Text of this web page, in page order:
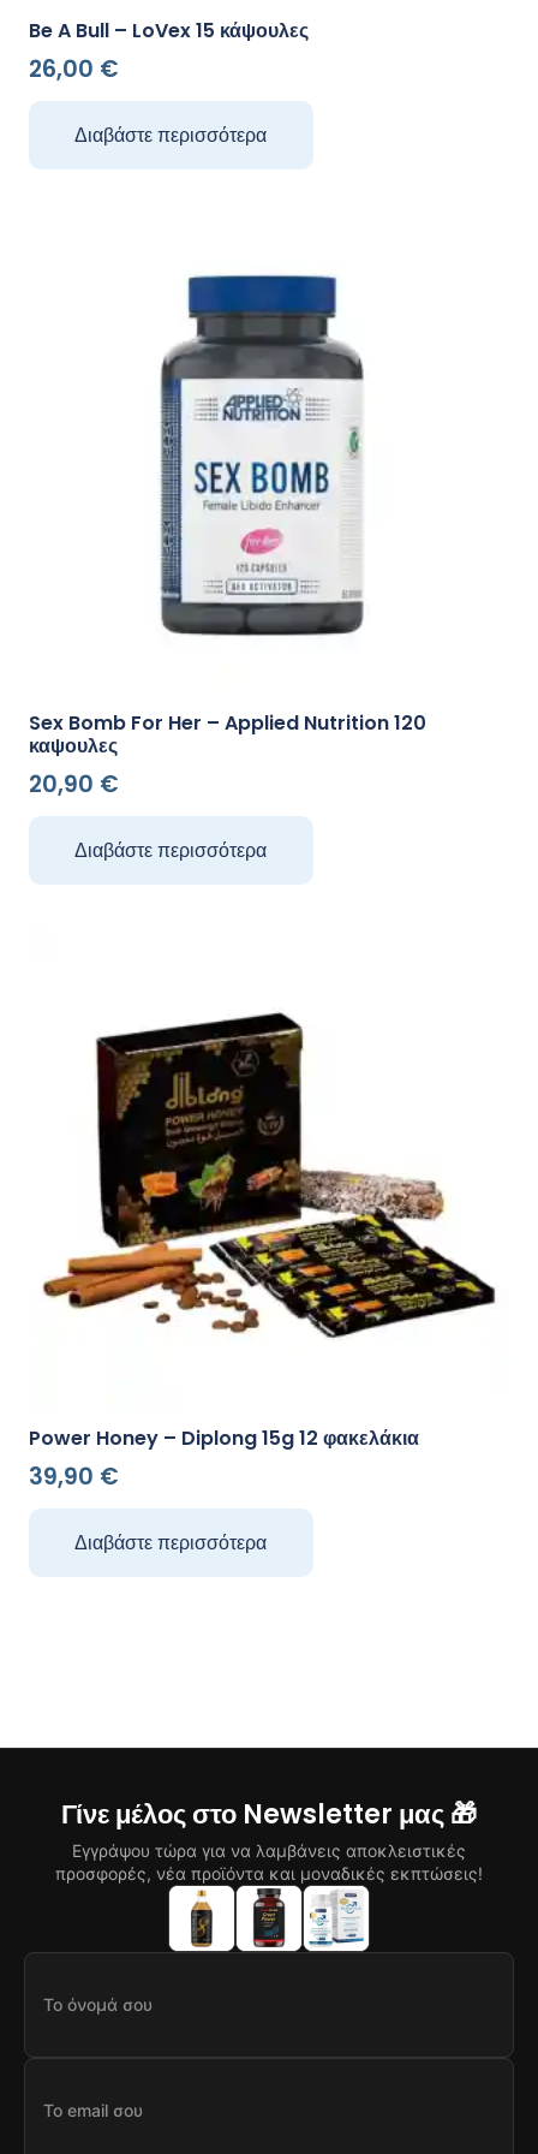
Be A Bull – LoVex 15 κάψουλες
26,00 €
Διαβάστε περισσότερα
Sex Bomb For Her – Applied Nutrition 120
καψουλες
20,90 €
Διαβάστε περισσότερα
Power Honey – Diplong 15g 12 φακελάκια
39,90 €
Διαβάστε περισσότερα
Γίνε μέλος στο Newsletter μας 🎁
Εγγράψου τώρα για να λαμβάνεις αποκλειστικές
προσφορές, νέα προϊόντα και μοναδικές εκπτώσεις!